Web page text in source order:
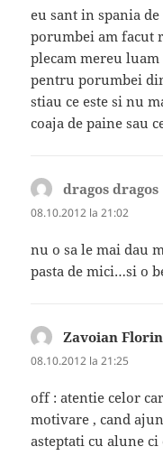
eu sant in spania
porumbei am facut
plecam mereu
pentru porumbei
stiau ce este si nu
coaja de paine sau
dragos dragos
08.10.2012 la 21:02
nu o sa le mai dau
pasta de mici…si o
Zavoian Florin
08.10.2012 la 21:25
off : atentie celor
motivare , cand
asteptati cu alune